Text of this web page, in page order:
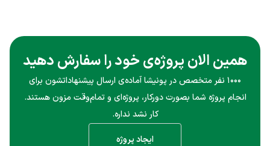
همین الان پروژه‌ی خود را سفارش دهید
۱۰۰۰ نفر متخصص در پونیشا آماده‌ی ارسال پیشنهاداتشون برای
انجام پروژه شما بصورت دورکار، پروژه‌ای و تمام‌وقت مزون هستند.
کار نشد نداره.
ایجاد پروژه